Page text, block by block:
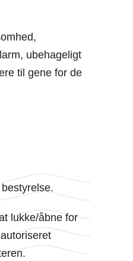
ubehageligt
til gene for de
lukke/åbne for